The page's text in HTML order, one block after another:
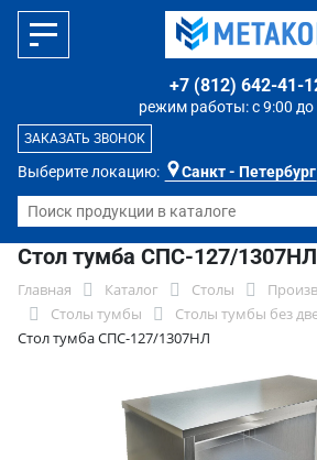
Выберите локацию: Санкт - Петербург
режим работы: с 9:00 до
+7 (812) 642-41-
ЗАКАЗАТЬ ЗВОНОК
Стол тумба СПС-127/1307НЛ
Главная Каталог Столы
Столы тумбы
Столы тумбы без
Стол тумба СПС-127/1307НЛ